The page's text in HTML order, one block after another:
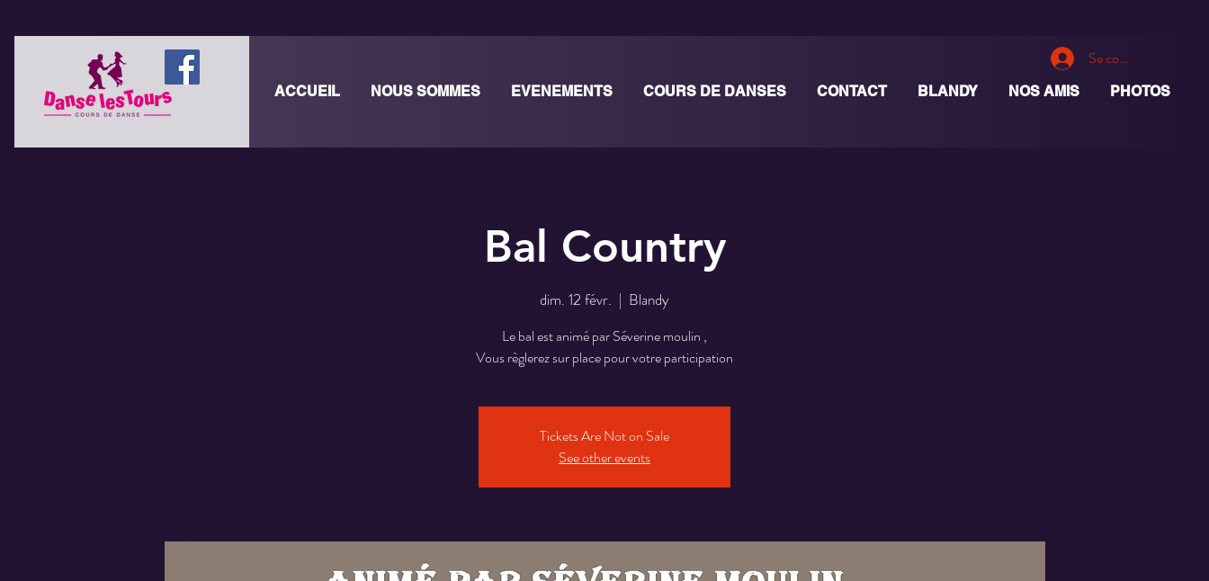
Se connecter
ACCUEIL NOUS SOMMES EVENEMENTS COURS DE DANSES CONTACT BLANDY NOS AMIS PHOTOS
Bal Country
dim. 12 févr.
  |
Blandy
Le bal est animé par Séverine moulin ,
Vous règlerez sur place pour votre participation
Tickets Are Not on Sale
See other events